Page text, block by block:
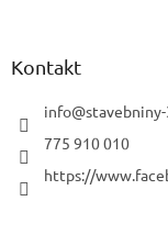
Kontakt
info@
775 910 010
https://